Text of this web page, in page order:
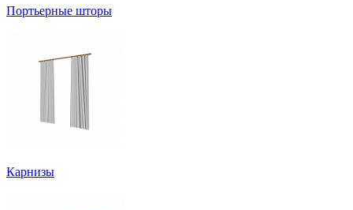
Портьерные шторы
Карнизы